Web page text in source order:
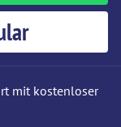
mit kostenloser